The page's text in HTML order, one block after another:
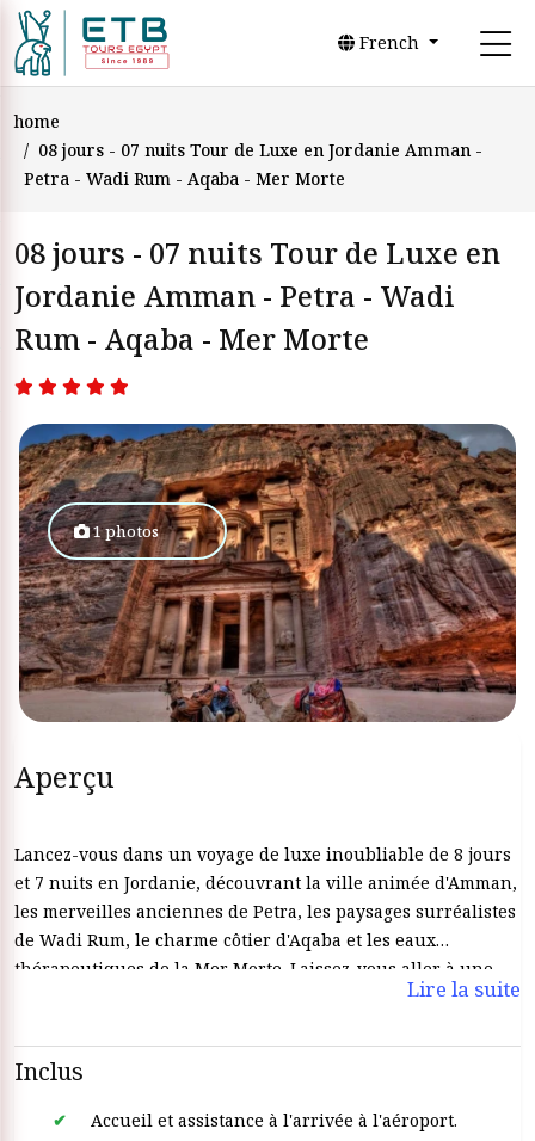
French
home
08 jours - 07 nuits Tour de Luxe en Jordanie Amman -
Petra - Wadi Rum - Aqaba - Mer Morte
08 jours - 07 nuits Tour de Luxe en
Jordanie Amman - Petra - Wadi
Rum - Aqaba - Mer Morte
1 photos
Aperçu
Lancez-vous dans un voyage de luxe inoubliable de 8 jours
et 7 nuits en Jordanie, découvrant la ville animée d'Amman,
les merveilles anciennes de Petra, les paysages surréalistes
de Wadi Rum, le charme côtier d'Aqaba et les eaux
thérapeutiques de la Mer Morte. Laissez-vous aller à une
combinaison parfaite de culture, d'aventure et de détente.
Lire la suite
Inclus
Accueil et assistance à l'arrivée à l'aéroport.